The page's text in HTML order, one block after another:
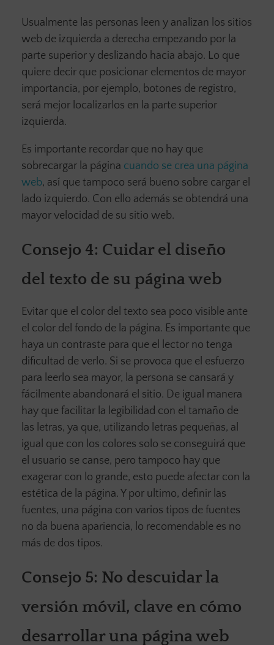
Usualmente las personas leen y analizan los sitios
web de izquierda a derecha empezando por la
parte superior y deslizando hacia abajo. Lo que
quiere decir que posicionar elementos de mayor
importancia, por ejemplo, botones de registro,
será mejor localizarlos en la parte superior
izquierda.
Es importante recordar que no hay que
sobrecargar la página cuando se crea una página
web, así que tampoco será bueno sobre cargar el
lado izquierdo. Con ello además se obtendrá una
mayor velocidad de su sitio web.
Consejo 4: Cuidar el diseño
del texto de su página web
Evitar que el color del texto sea poco visible ante
el color del fondo de la página. Es importante que
haya un contraste para que el lector no tenga
dificultad de verlo. Si se provoca que el esfuerzo
para leerlo sea mayor, la persona se cansará y
fácilmente abandonará el sitio. De igual manera
hay que facilitar la legibilidad con el tamaño de
las letras, ya que, utilizando letras pequeñas, al
igual que con los colores solo se conseguirá que
el usuario se canse, pero tampoco hay que
exagerar con lo grande, esto puede afectar con la
estética de la página. Y por ultimo, definir las
fuentes, una página con varios tipos de fuentes
no da buena apariencia, lo recomendable es no
más de dos tipos.
Consejo 5: No descuidar la
versión móvil, clave en cómo
desarrollar una página web